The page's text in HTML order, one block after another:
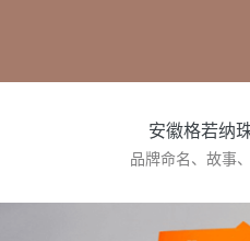
安徽格若纳
品牌命名、故事